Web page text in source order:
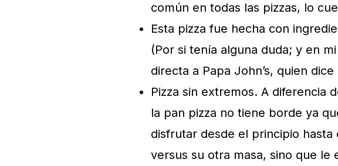
común en todas las pizzas, lo
Esta pizza fue hecha con
(Por si tenía alguna duda; y en
directa a Papa John’s, quien
Pizza sin extremos. A diferencia
la pan pizza no tiene borde ya
disfrutar desde el principio
versus su otra masa, sino que le